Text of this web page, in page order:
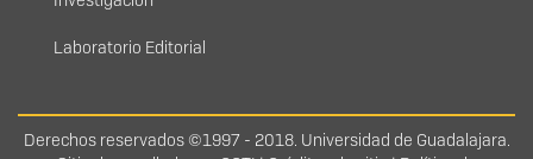
Laboratorio Editorial
Derechos
Derechos reservados ©1997 - 2018. Universidad de Guadalajara.